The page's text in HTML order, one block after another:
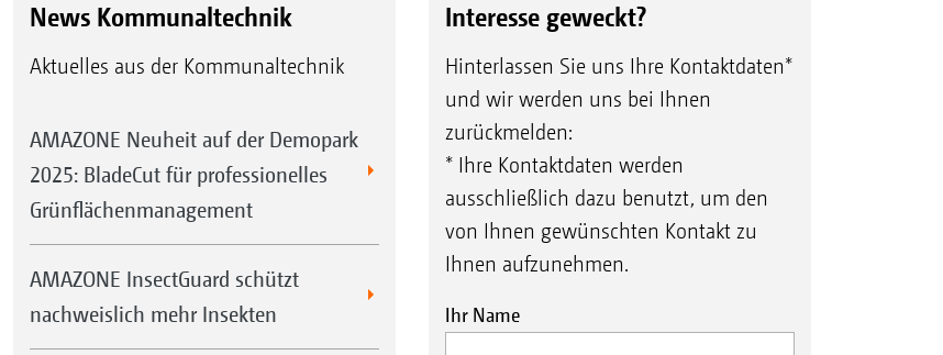
News Kommunaltechnik
Aktuelles aus der Kommunaltechnik
AMAZONE Neuheit auf der Demopark
2025: BladeCut für professionelles
Grünflächenmanagement
AMAZONE InsectGuard schützt
nachweislich mehr Insekten
Interesse geweckt?
Hinterlassen Sie uns Ihre Kontaktdaten*
und wir werden uns bei Ihnen
zurückmelden:
* Ihre Kontaktdaten werden
ausschließlich dazu benutzt, um den
von Ihnen gewünschten Kontakt zu
Ihnen aufzunehmen.
Ihr Name